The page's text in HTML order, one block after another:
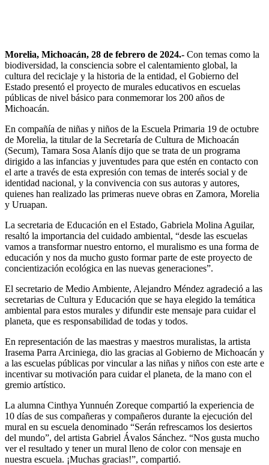
Morelia, Michoacán, 28 de febrero de 2024.- Con temas como la
biodiversidad, la consciencia sobre el calentamiento global, la
cultura del reciclaje y la historia de la entidad, el Gobierno del
Estado presentó el proyecto de murales educativos en escuelas
públicas de nivel básico para conmemorar los 200 años de
Michoacán.
En compañía de niñas y niños de la Escuela Primaria 19 de octubre
de Morelia, la titular de la Secretaría de Cultura de Michoacán
(Secum), Tamara Sosa Alanís dijo que se trata de un programa
dirigido a las infancias y juventudes para que estén en contacto con
el arte a través de esta expresión con temas de interés social y de
identidad nacional, y la convivencia con sus autoras y autores,
quienes han realizado las primeras nueve obras en Zamora, Morelia
y Uruapan.
La secretaria de Educación en el Estado, Gabriela Molina Aguilar,
resaltó la importancia del cuidado ambiental, “desde las escuelas
vamos a transformar nuestro entorno, el muralismo es una forma de
educación y nos da mucho gusto formar parte de este proyecto de
concientización ecológica en las nuevas generaciones”.
El secretario de Medio Ambiente, Alejandro Méndez agradeció a las
secretarias de Cultura y Educación que se haya elegido la temática
ambiental para estos murales y difundir este mensaje para cuidar el
planeta, que es responsabilidad de todas y todos.
En representación de las maestras y maestros muralistas, la artista
Irasema Parra Arciniega, dio las gracias al Gobierno de Michoacán y
a las escuelas públicas por vincular a las niñas y niños con este arte e
incentivar su motivación para cuidar el planeta, de la mano con el
gremio artístico.
La alumna Cinthya Yunnuén Zoreque compartió la experiencia de
10 días de sus compañeras y compañeros durante la ejecución del
mural en su escuela denominado “Serán refrescamos los desiertos
del mundo”, del artista Gabriel Ávalos Sánchez. “Nos gusta mucho
ver el resultado y tener un mural lleno de color con mensaje en
nuestra escuela. ¡Muchas gracias!”, compartió.